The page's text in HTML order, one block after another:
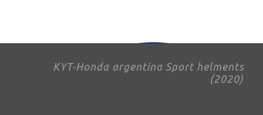
KYT-Honda argentina Sport helments
(2020)